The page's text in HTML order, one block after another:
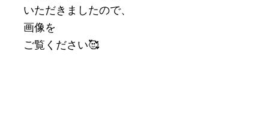
いただきましたので、
画像を
ご覧ください🥰